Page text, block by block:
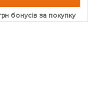
бонусів за покупку